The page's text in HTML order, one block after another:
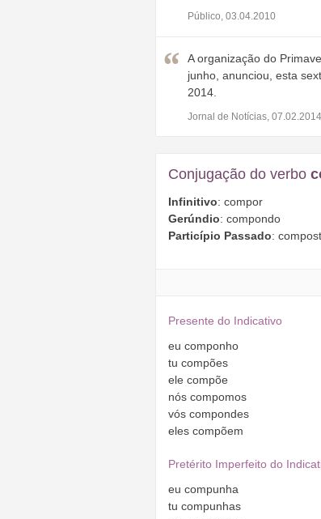
Público, 03.04.2010
A organização do
junho, anunciou, esta
2014.
Jornal de Notícias, 07.02.2014
Conjugação do verbo
Infinitivo: compor
Gerúndio: compondo
Particípio Passado:
Presente do Indicativo
eu componho
tu compões
ele compõe
nós compomos
vós compondes
eles compõem
Pretérito Imperfeito do
eu compunha
tu compunhas